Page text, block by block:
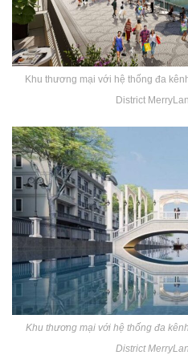
Khu thương mại với hệ thống đa
District
Khu thương mại với hệ thống đa
District